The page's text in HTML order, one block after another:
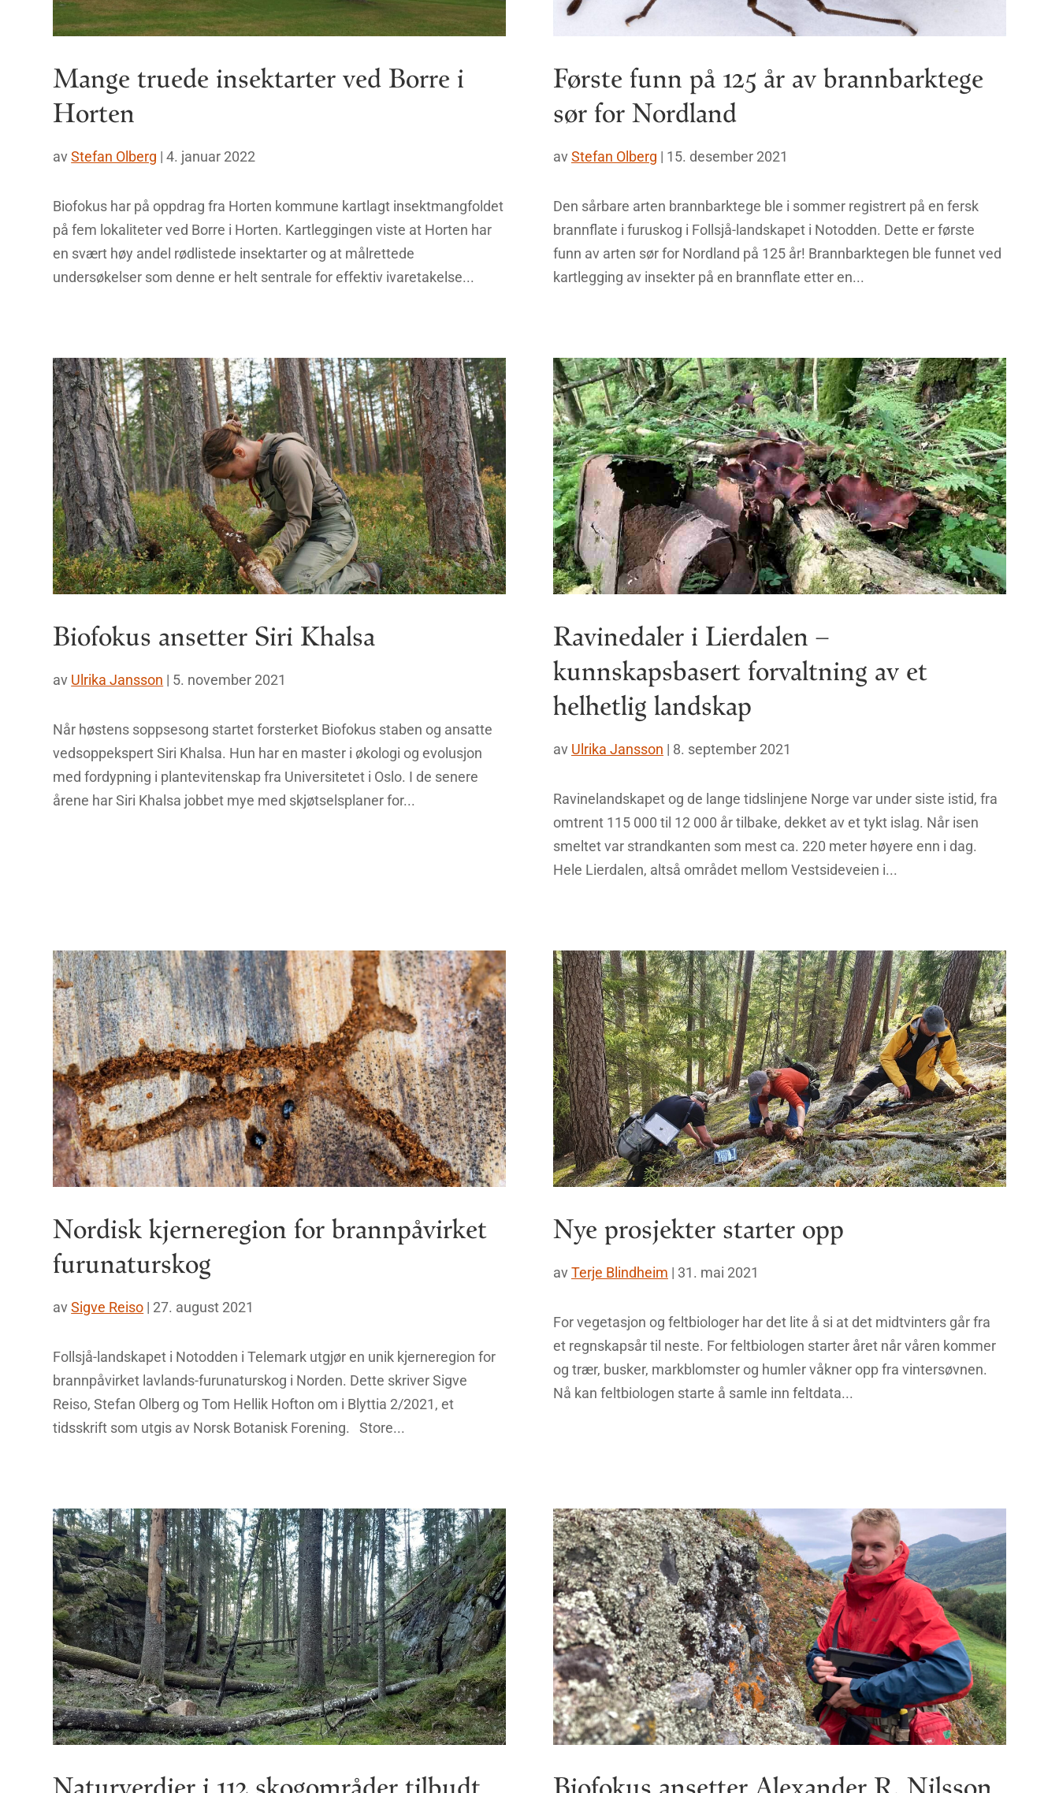
Mange truede insektarter ved Borre i
Horten
avStefan Olberg |4. januar 2022
Biofokus har på oppdrag fra Horten kommune kartlagt insektmangfoldet
på fem lokaliteter ved Borre i Horten. Kartleggingen viste at Horten har
en svært høy andel rødlistede insektarter og at målrettede
undersøkelser som denne er helt sentrale for effektiv ivaretakelse...
Første funn på 125 år av brannbarktege
sør for Nordland
avStefan Olberg | 15. desember 2021
Den sårbare arten brannbarktege ble i sommer registrert på en fersk
brannflate i furuskog i Follsjå-landskapet i Notodden. Dette er første
funn av arten sør for Nordland på 125 år! Brannbarktegen ble funnet ved
kartlegging av insekter på en brannflate etter en...
Biofokus ansetter Siri Khalsa
av Ulrika Jansson | 5. november 2021
Når høstens soppsesong startet forsterket Biofokus staben og ansatte
vedsoppekspert Siri Khalsa. Hun har en master i økologi og evolusjon
med fordypning i plantevitenskap fra Universitetet i Oslo. I de senere
årene har Siri Khalsa jobbet mye med skjøtselsplaner for...
Ravinedaler i Lierdalen –
kunnskapsbasert forvaltning av et
helhetlig landskap
av Ulrika Jansson | 8. september 2021
Ravinelandskapet og de lange tidslinjene Norge var under siste istid, fra
omtrent 115 000 til 12 000 år tilbake, dekket av et tykt islag. Når isen
smeltet var strandkanten som mest ca. 220 meter høyere enn i dag.
Hele Lierdalen, altså området mellom Vestsideveien i...
Nordisk kjerneregion for brannpåvirket
furunaturskog
avSigve Reiso | 27. august 2021
Follsjå-landskapet i Notodden i Telemark utgjør en unik kjerneregion for
brannpåvirket lavlands-furunaturskog i Norden. Dette skriver Sigve
Reiso, Stefan Olberg og Tom Hellik Hofton om i Blyttia 2/2021, et
tidsskrift som utgis av Norsk Botanisk Forening. Store...
Nye prosjekter starter opp
avTerje Blindheim | 31. mai 2021
For vegetasjon og feltbiologer har det lite å si at det midtvinters går fra
et regnskapsår til neste. For feltbiologen starter året når våren kommer
og trær, busker, markblomster og humler våkner opp fra vintersøvnen.
Nå kan feltbiologen starte å samle inn feltdata...
Naturverdier i 112 skogområder tilbudt Biofokus ansetter Alexander R. Nilsson